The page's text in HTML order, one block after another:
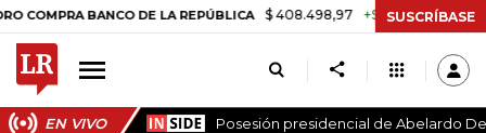
BANCO DE LA REPÚBLICA $ 408.498,97 +$ 8.753,81 +2,19%
SUSCRÍBASE
EN VIVO Posesión presidencial de Abelardo